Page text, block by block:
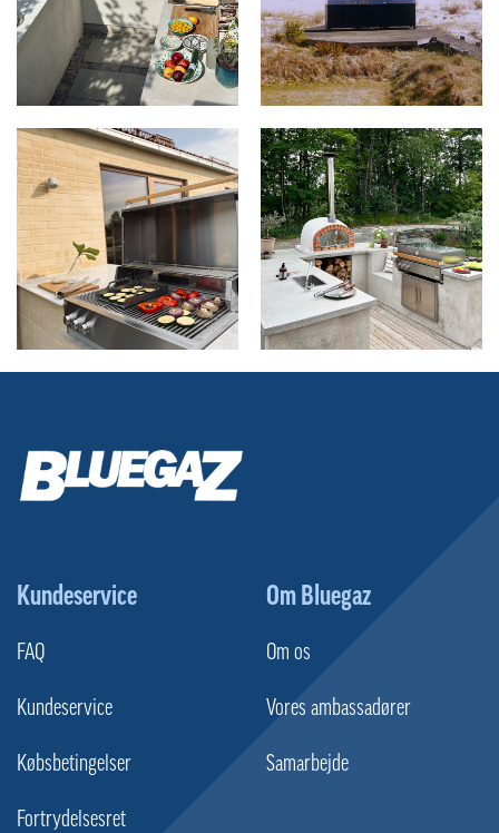
Kundeservice
FAQ
Kundeservice
Købsbetingelser
Fortrydelsesret
Om Bluegaz
Om os
Vores ambassadører
Samarbejde